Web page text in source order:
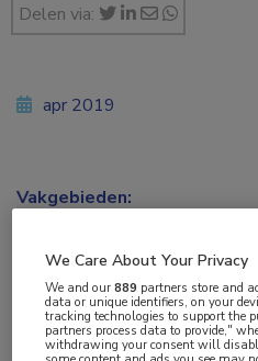
Delen via:
apr 2019
Vakgebieden:
Aandachtsgebieden:
Uro-oncologie
We Care About Your Privacy
We and our889 partners store and
data or unique identifiers, on your
tracking technologies to support the
partners process data to provide,"
withdrawing your consent will